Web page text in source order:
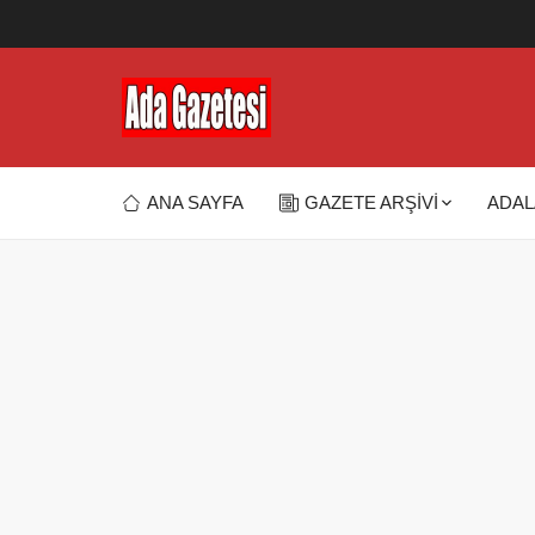
ANA SAYFA GAZETE ARŞİVİ